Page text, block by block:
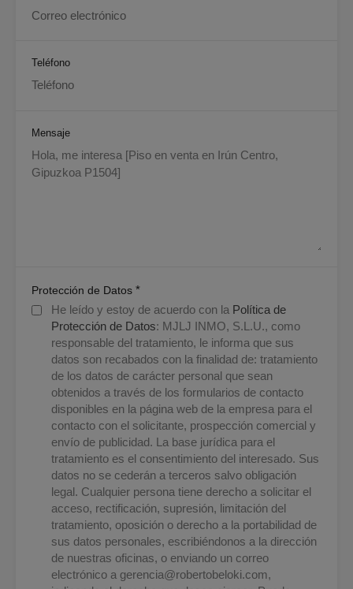
Teléfono
Mensaje
Protección de Datos *
He leído y estoy de acuerdo con la Política de
Protección de Datos: MJLJ INMO, S.L.U., como
responsable del tratamiento, le informa que sus
datos son recabados con la finalidad de: tratamiento
de los datos de carácter personal que sean
obtenidos a través de los formularios de contacto
disponibles en la página web de la empresa para el
contacto con el solicitante, prospección comercial y
envío de publicidad. La base jurídica para el
tratamiento es el consentimiento del interesado. Sus
datos no se cederán a terceros salvo obligación
legal. Cualquier persona tiene derecho a solicitar el
acceso, rectificación, supresión, limitación del
tratamiento, oposición o derecho a la portabilidad de
sus datos personales, escribiéndonos a la dirección
de nuestras oficinas, o enviando un correo
electrónico a gerencia@robertobeloki.com,